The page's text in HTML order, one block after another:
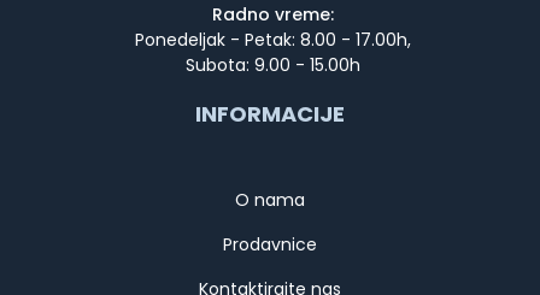
Radno vreme:
Ponedeljak - Petak: 8.00 - 17.00h,
Subota: 9.00 - 15.00h
INFORMACIJE
O nama
Prodavnice
Kontaktirajte nas